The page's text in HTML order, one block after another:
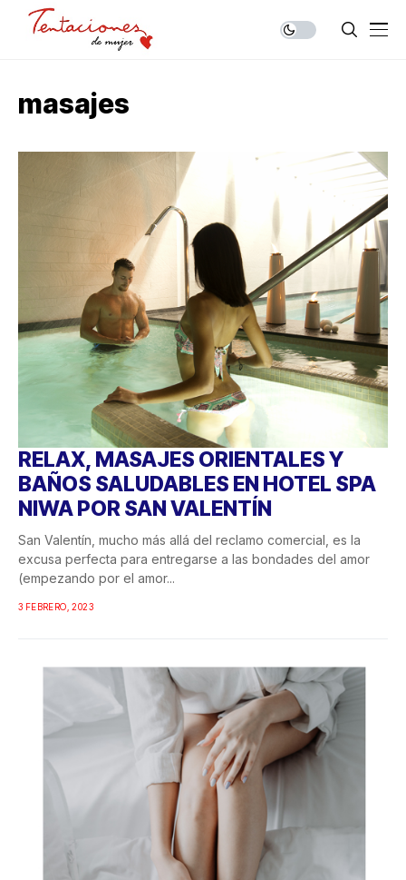
masajes
RELAX, MASAJES ORIENTALES Y
BAÑOS SALUDABLES EN HOTEL SPA
NIWA POR SAN VALENTÍN
San Valentín, mucho más allá del reclamo comercial, es la
excusa perfecta para entregarse a las bondades del amor
(empezando por el amor...
3 FEBRERO, 2023